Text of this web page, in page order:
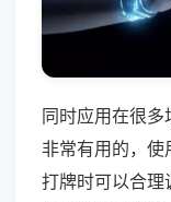
同时应用在很
非常有用的，
打牌时可以合理